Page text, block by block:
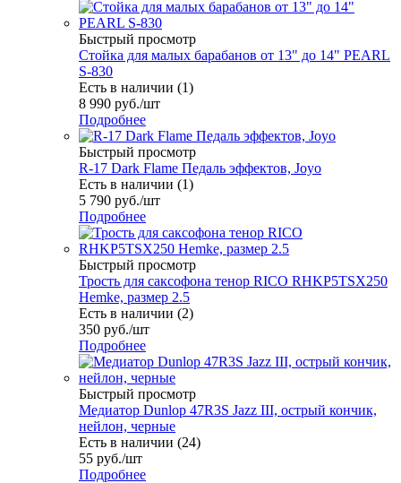
Быстрый просмотр
Стойка для малых барабанов от 13" до 14" PEARL
S-830
Есть в наличии (1)
8 990 руб./шт
Подробнее
Быстрый просмотр
R-17 Dark Flame Педаль эффектов, Joyo
Есть в наличии (1)
5 790 руб./шт
Подробнее
Быстрый просмотр
Трость для саксофона тенор RICO RHKP5TSX250
Hemke, размер 2.5
Есть в наличии (2)
350 руб./шт
Подробнее
Быстрый просмотр
Медиатор Dunlop 47R3S Jazz III, острый кончик,
нейлон, черные
Есть в наличии (24)
55 руб./шт
Подробнее